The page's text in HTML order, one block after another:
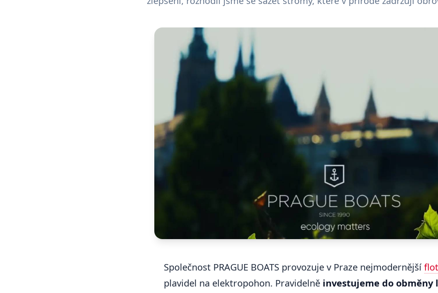
Společnost PRAGUE BOATS provozuje v Praze nejmodernější
plavidel na elektropohon. Pravidelně investujeme do obměny